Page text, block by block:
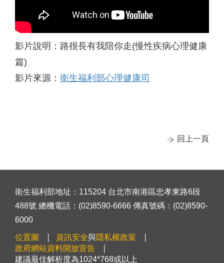
影片說明：路很長有我陪你走(慢性疾病心理健康
篇)
影片來源： 衛生福利部心理健康司
回上一頁
衛生福利部地址：115204 台北市南港區忠孝東路6段
488號 總機電話：(02)8590-6666 傳真號碼：(02)8590-
6000
位置圖 資訊安全與隱私權政策
政府網站資料開放宣告
建議最佳解析度為1024*768或以上